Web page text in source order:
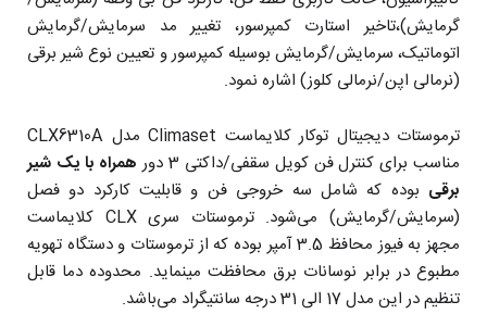
گرمایش)،تاخیر استارت کمپرسور، تغییر مد سرمایش/گرمایش
اتوماتیک، سرمایش/گرمایش بوسیله کمپرسور و تعیین نوع شیر برقی
(نرمالی اپن/نرمالی کلوز) اشاره نمود.
ترموستات دیجیتال توکار کلایماست Climaset مدل CLX6310A
مناسب برای کنترل فن کویل سقفی/داکتی 3 دور
همراه با یک شیر
برقی بوده که شامل سه خروجی فن و قابلیت کارکرد دو فصل
(سرمایش/گرمایش) می‌شود. ترموستات سری CLX کلایماست
مجهز به فیوز محافظ 3.5 آمپر بوده که از ترموستات و دستگاه تهویه
مطبوع در برابر نوسانات برق محافظت مینماید. محدوده دما قابل
تنظیم در این مدل 17 الی 31 درجه سانتیگراد می‌باشد.